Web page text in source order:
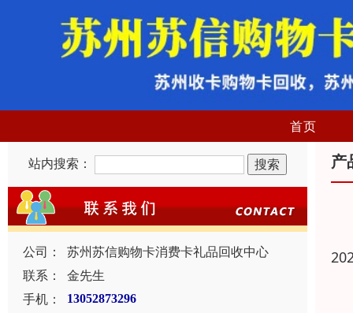
首页
站内搜索：
公司：
苏州苏信购物卡消费卡礼品回收中心
联系：
金先生
手机：
13052873296
产